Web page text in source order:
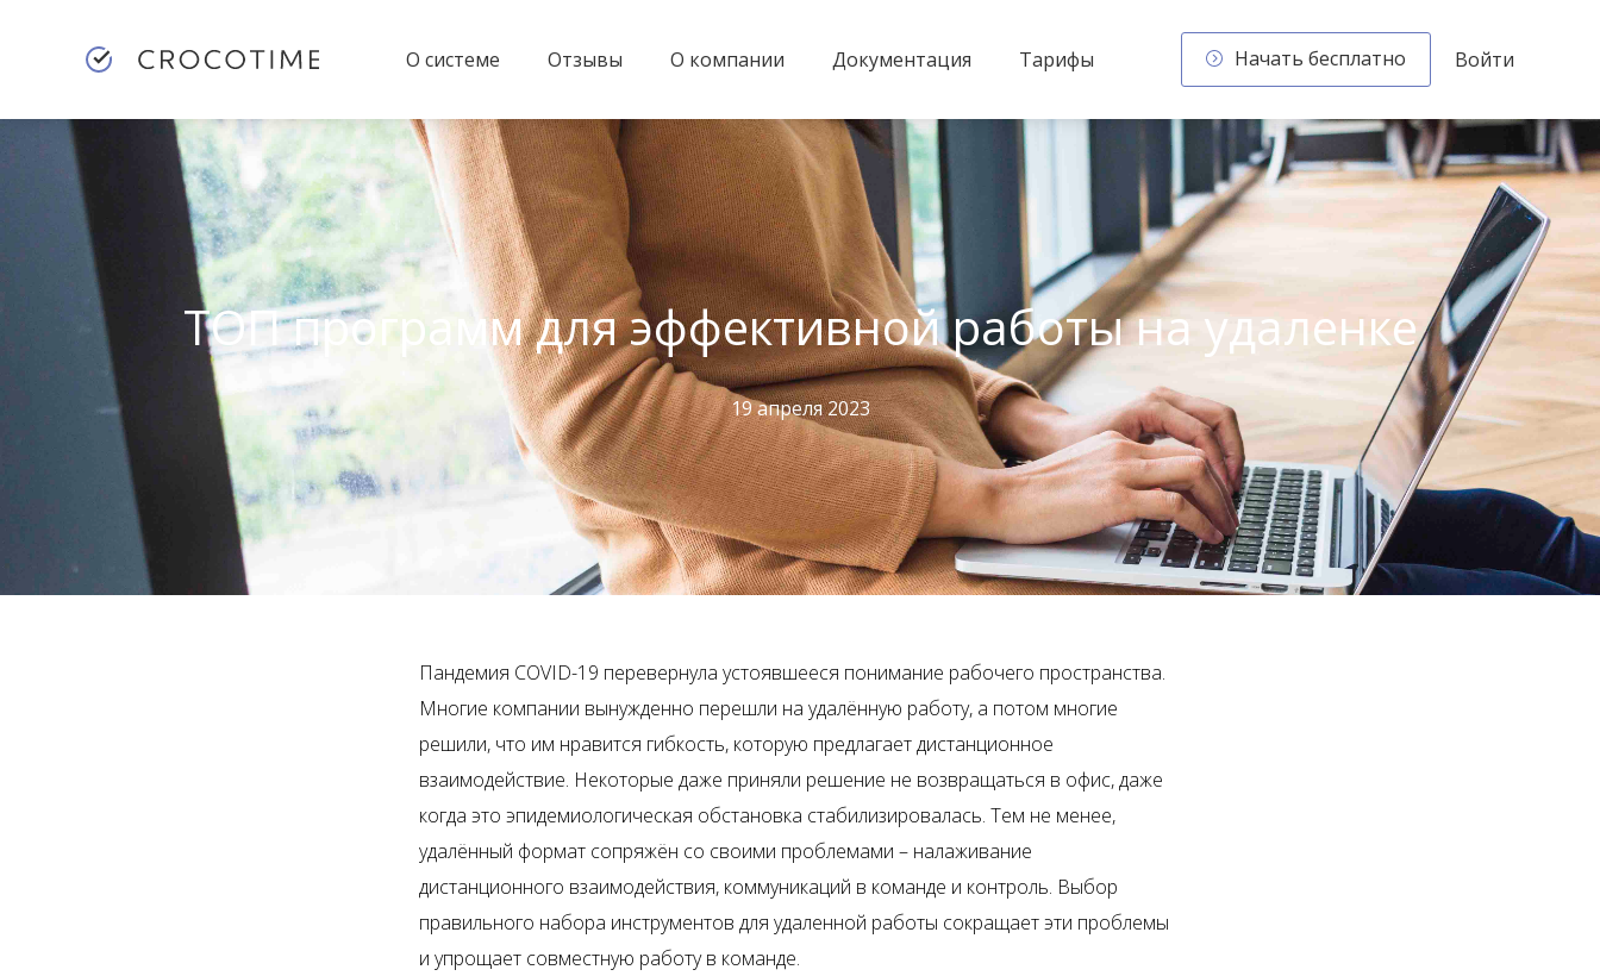
О системе Отзывы О компании Документация Тарифы Начать бесплатно Войти
ТОП программ для эффективной работы на удаленке
19 апреля 2023
Пандемия COVID-19 перевернула устоявшееся понимание рабочего пространства.
Многие компании вынужденно перешли на удалённую работу, а потом многие
решили, что им нравится гибкость, которую предлагает дистанционное
взаимодействие. Некоторые даже приняли решение не возвращаться в офис, даже
когда это эпидемиологическая обстановка стабилизировалась. Тем не менее,
удалённый формат сопряжён со своими проблемами – налаживание
дистанционного взаимодействия, коммуникаций в команде и контроль. Выбор
правильного набора инструментов для удаленной работы сокращает эти проблемы
и упрощает совместную работу в команде.